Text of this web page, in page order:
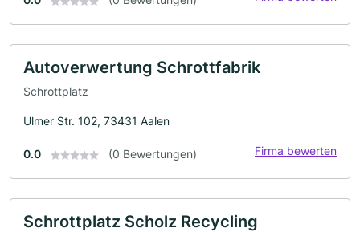
Autoverwertung Schrottfabrik
Schrottplatz
Ulmer Str. 102, 73431 Aalen
0.0 (0 Bewertungen) Firma bewerten
Schrottplatz Scholz Recycling